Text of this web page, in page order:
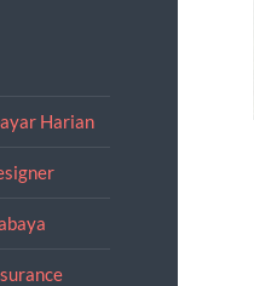
Harian